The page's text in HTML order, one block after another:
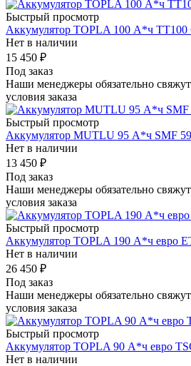
Быстрый просмотр
Аккумулятор TOPLA 100 А*ч TT100
Нет в наличии
15 450 ₽
Под заказ
Наши менеджеры обязательно
условия заказа
Быстрый просмотр
Аккумулятор MUTLU 95 А*ч SMF
Нет в наличии
13 450 ₽
Под заказ
Наши менеджеры обязательно
условия заказа
Быстрый просмотр
Аккумулятор TOPLA 190 А*ч евро
Нет в наличии
26 450 ₽
Под заказ
Наши менеджеры обязательно
условия заказа
Быстрый просмотр
Аккумулятор TOPLA 90 А*ч евро
Нет в наличии